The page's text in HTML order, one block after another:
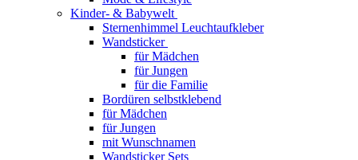
Kinder- & Babywelt
Sternenhimmel Leuchtaufkleber
Wandsticker
für Mädchen
für Jungen
für die Familie
Bordüren selbstklebend
für Mädchen
für Jungen
mit Wunschnamen
Wandsticker Sets